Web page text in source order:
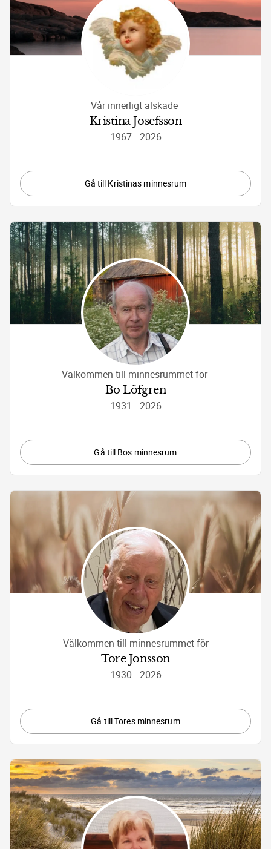
Kristina Josefsson
1967—2026
Gå till Kristinas minnesrum
Välkommen till minnesrummet för
Bo Löfgren
1931—2026
Gå till Bos minnesrum
Välkommen till minnesrummet för
Tore Jonsson
1930—2026
Gå till Tores minnesrum